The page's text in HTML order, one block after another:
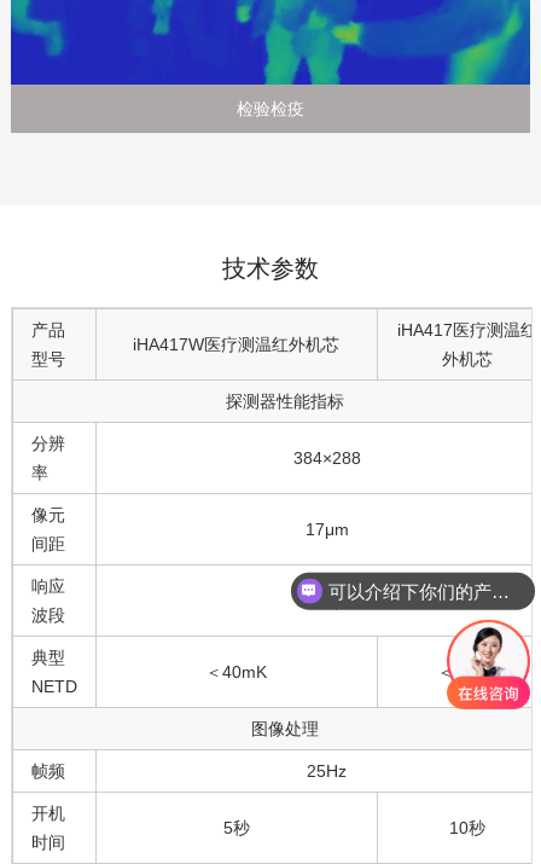
检验检疫
技术参数
产品
型号
iHA417W医疗测温红外机芯
iHA417医疗测温红
外机芯
探测器性能指标
分辨
率
384×288
像元
间距
17μm
响应
波段
8~14μm
典型
NETD
＜40mK ＜30mK
图像处理
帧频 25Hz
开机
时间
5秒 10秒
红外探测器分辨率有哪些